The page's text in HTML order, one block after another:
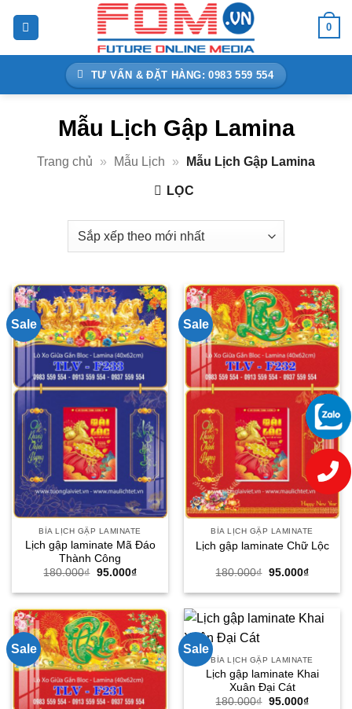
0
TƯ VẤN & ĐẶT HÀNG: 0983 559 554
Mẫu Lịch Gập Lamina
Trang chủ » Mẫu Lịch » Mẫu Lịch Gập Lamina
LỌC
Sale
BÌA LỊCH GẬP LAMINATE
Lịch gập laminate Mã Đáo
Thành Công
180.000₫ Giá
là:
95.000₫Giá
tại
95.000₫.
Sale
BÌA LỊCH GẬP LAMINATE
Lịch gập laminate Chữ Lộc
180.000₫ Giá
là:
95.000₫Giá
tại
95.000₫.
Sale Sale
BÌA LỊCH GẬP LAMINATE
Lịch gập laminate Khai
Xuân Đại Cát
180.000₫ Giá
95.000₫Giá